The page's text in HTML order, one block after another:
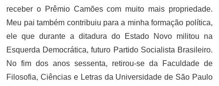
receber o Prêmio Camões com muito mais propriedade.
Meu pai também contribuiu para a minha formação política,
ele que durante a ditadura do Estado Novo militou na
Esquerda Democrática, futuro Partido Socialista Brasileiro.
No fim dos anos sessenta, retirou-se da Faculdade de
Filosofia, Ciências e Letras da Universidade de São Paulo